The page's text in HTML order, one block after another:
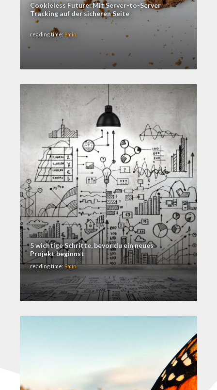
Cookieless Future: Mit Server-to-Server
Tracking auf der sicheren Seite
reading time: 8min
5 wichtige Schritte, bevor du ein neues
Projekt beginnst
reading time:9min